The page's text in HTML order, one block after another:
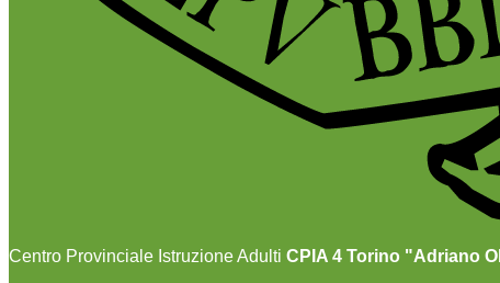
Centro Provinciale Istruzione Adulti CPIA 4 Torino "Adriano